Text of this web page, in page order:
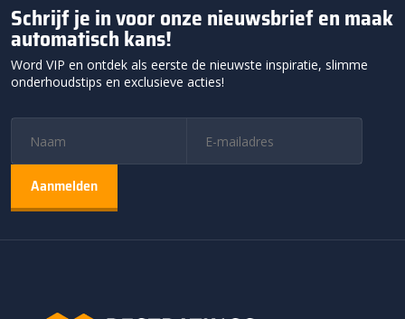
Schrijf je in voor onze nieuwsbrief en maak
automatisch kans!
Word VIP en ontdek als eerste de nieuwste inspiratie, slimme
onderhoudstips en exclusieve acties!